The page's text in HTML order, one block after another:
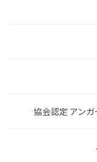
協会認定 アン